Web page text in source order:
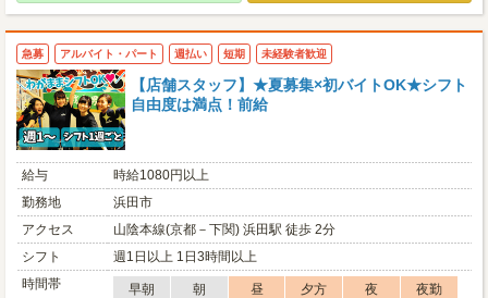
急募 アルバイト・パート 週払い 短期 未経験者歓迎
【店舗スタッフ】★夏募集×初バイトOK★シフト
自由度は満点！前給
給与
時給1080円以上
勤務地
浜田市
アクセス
山陰本線(京都－下関) 浜田駅 徒歩 2分
シフト
週1日以上 1日3時間以上
時間帯
早朝 朝 昼 夕方 夜 夜勤